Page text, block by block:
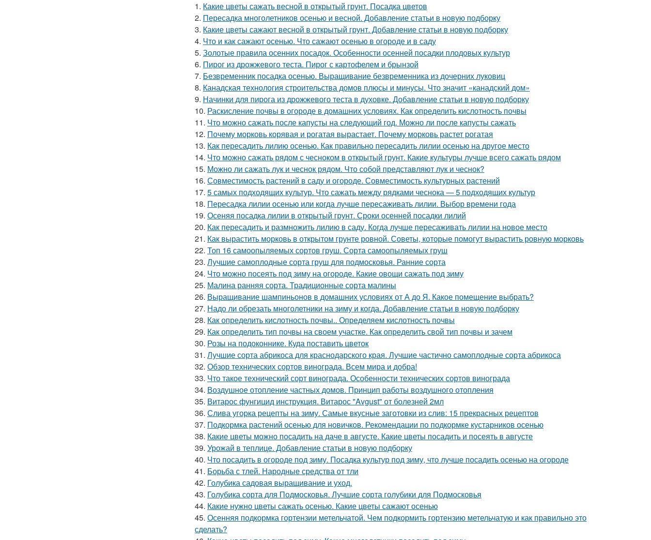
1. Какие цветы сажать весной в открытый грунт. Посадка цветов
2. Пересадка многолетников осенью и весной. Добавление статьи в новую подборку
3. Какие цветы сажают весной в открытый грунт. Добавление статьи в новую подборку
4. Что и как сажают осенью. Что сажают осенью в огороде и в саду
5. Золотые правила осенних посадок. Особенности осенней посадки плодовых культур
6. Пирог из дрожжевого теста. Пирог с картофелем и брынзой
7. Безвременник посадка осенью. Выращивание безвременника из дочерних луковиц
8. Канадская технология строительства домов плюсы и минусы. Что значит «канадский дом»
9. Начинки для пирога из дрожжевого теста в духовке. Добавление статьи в новую подборку
10. Раскисление почвы в огороде в домашних условиях. Как определить кислотность почвы
11. Что можно сажать после капусты на следующий год. Можно ли после капусты сажать
12. Почему морковь корявая и рогатая вырастает. Почему морковь растет рогатая
13. Как пересадить лилию осенью. Как правильно пересадить лилии осенью на другое место
14. Что можно сажать рядом с чесноком в открытый грунт. Какие культуры лучше всего сажать рядом
15. Можно ли сажать лук и чеснок рядом. Что собой представляют лук и чеснок?
16. Совместимость растений в саду и огороде. Совместимость культурных растений
17. 5 самых подходящих культур. Что сажать между рядками чеснока — 5 подходящих культур
18. Пересадка лилии осенью или когда лучше пересаживать лилии. Выбор времени года
19. Осеняя посадка лилии в открытый грунт. Сроки осенней посадки лилий
20. Как пересадить и размножить лилию в саду. Когда лучше пересаживать лилии на новое место
21. Как вырастить морковь в открытом грунте ровной. Советы, которые помогут вырастить ровную морковь
22. Топ 16 самоопыляемых сортов груш. Сорта самоопыляемых груш
23. Лучшие самоплодные сорта груш для подмосковья. Ранние сорта
24. Что можно посеять под зиму на огороде. Какие овощи сажать под зиму
25. Малина ранняя сорта. Традиционные сорта малины
26. Выращивание шампиньонов в домашних условиях от А до Я. Какое помещение выбрать?
27. Надо ли обрезать многолетники на зиму и когда. Добавление статьи в новую подборку
28. Как определить кислотность почвы.. Определяем кислотность почвы
29. Как определить тип почвы на своем участке. Как определить свой тип почвы и зачем
30. Розы на подоконнике. Куда поставить цветок
31. Лучшие сорта абрикоса для краснодарского края. Лучшие частично самоплодные сорта абрикоса
32. Обзор технических сортов винограда. Всем мира и добра!
33. Что такое технический сорт винограда. Особенности технических сортов винограда
34. Воздушное отопление частных домов. Принцип работы воздушного отопления
35. Витарос фунгицид инструкция. Витарос "Avgust" от болезней 2мл
36. Слива угорка рецепты на зиму. Самые вкусные заготовки из слив: 15 прекрасных рецептов
37. Подкормка растений осенью для новичков. Рекомендации по подкормке кустарников осенью
38. Какие цветы можно посадить на даче в августе. Какие цветы посадить и посеять в августе
39. Урожай в теплице. Добавление статьи в новую подборку
40. Что посадить в огороде под зиму. Посадка культур под зиму, что лучше посадить осенью на огороде
41. Борьба с тлей. Народные средства от тли
42. Голубика садовая выращивание и уход.
43. Голубика сорта для Подмосковья. Лучшие сорта голубики для Подмосковья
44. Какие нужно цветы сажать осенью. Какие цветы сажают осенью
45. Осенняя подкормка гортензии метельчатой. Чем подкормить гортензию метельчатую и как правильно это
сделать?